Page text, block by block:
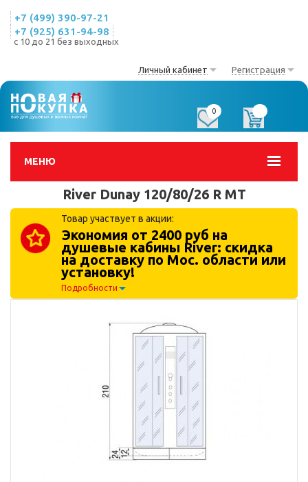
+7 (499) 390-97-21
+7 (925) 631-94-98
с 10 до 21 без выходных
Личный кабинет Регистрация
МЕНЮ
0
River Dunay 120/80/26 R MT
Товар участвует в акции:
Экономия от 2400 руб на
душевые кабины River: скидка
на доставку по Мос. области или
установку!
Подробности